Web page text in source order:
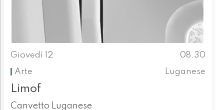
Giovedì 12
08.30
Arte
Luganese
Limof
Canvetto Luganese